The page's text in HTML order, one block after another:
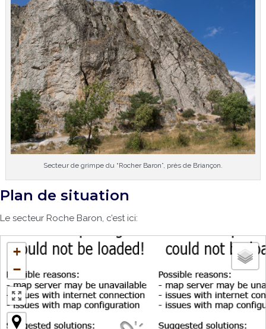
Secteur de grimpe du “Rocher Baron”, près de Briançon.
Plan de situation
Le secteur Roche Baron, c’est ici:
+
−